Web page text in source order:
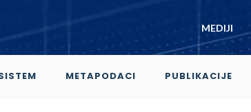
MEDIJI
METAPODACI PUBLIKACIJE